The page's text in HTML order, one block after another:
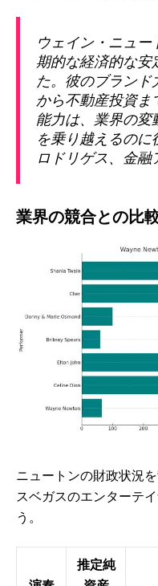
ウェイン・ニュ
期的な経済的な安
た。彼のブランド
から不動産投資ま
能力は、業界の変
を乗り越えるのに
ロドリゲス、金融
業界の競合との比
ニュートンの財政状況
スベガスのエンターテ
う。
推定純